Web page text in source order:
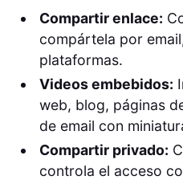
Compartir enlace:
compártela por
plataformas.
Videos embebidos:
web, blog, páginas
de email con
Compartir privado:
controla el acceso